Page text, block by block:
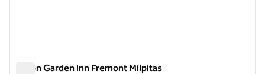
Hilton Garden Inn Fremont Milpitas